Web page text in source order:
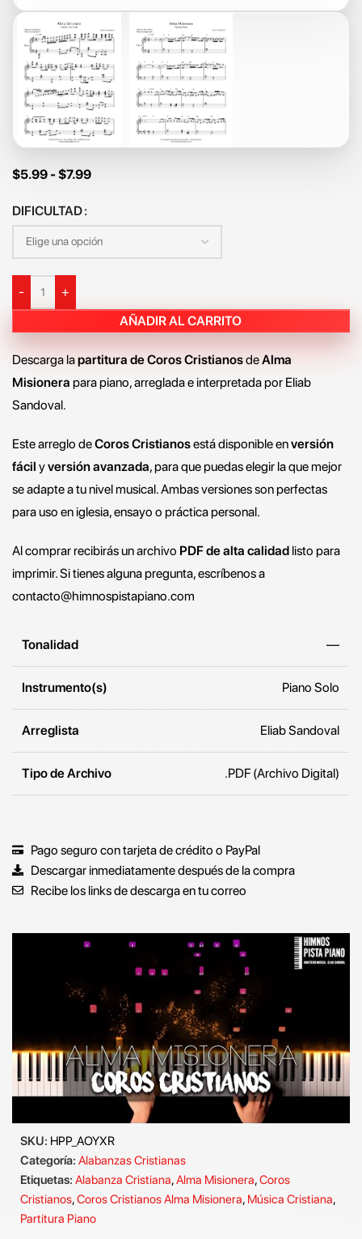
$5.99 - $7.99
DIFICULTAD
-
+
AÑADIR AL CARRITO
Descarga lapartitura de Coros CristianosdeAlma
Misionera para piano, arreglada e interpretada por Eliab
Sandoval.
Este arreglo deCoros Cristianosestá disponible enversión
fácil yversión avanzada, para que puedas elegir la que mejor
se adapte a tu nivel musical. Ambas versiones son perfectas
para uso en iglesia, ensayo o práctica personal.
Al comprar recibirás un archivo PDF de alta calidad listo para
imprimir. Si tienes alguna pregunta, escríbenos a
contacto@himnospistapiano.com
Tonalidad —
Instrumento(s) Piano Solo
Arreglista Eliab Sandoval
Tipo de Archivo .PDF (Archivo Digital)
Pago seguro con tarjeta de crédito o PayPal
Descargar inmediatamente después de la compra
Recibe los links de descarga en tu correo
SKU: HPP_AOYXR
Categoría: Alabanzas Cristianas
Etiquetas: Alabanza Cristiana,Alma Misionera,Coros
Cristianos,Coros Cristianos Alma Misionera, Música Cristiana,
Partitura Piano